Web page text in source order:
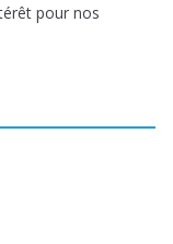
pour nos